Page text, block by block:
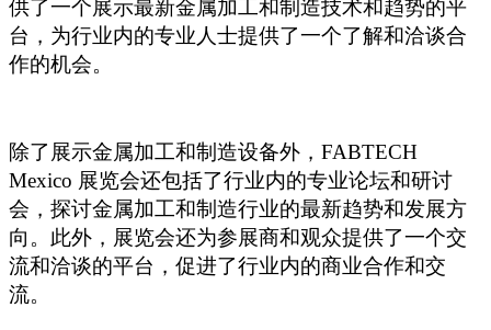
供了一个展示最新金属加工和制造技术和趋势的平
台，为行业内的专业人士提供了一个了解和洽谈合
作的机会。
除了展示金属加工和制造设备外，FABTECH
Mexico 展览会还包括了行业内的专业论坛和研讨
会，探讨金属加工和制造行业的最新趋势和发展方
向。此外，展览会还为参展商和观众提供了一个交
流和洽谈的平台，促进了行业内的商业合作和交
流。